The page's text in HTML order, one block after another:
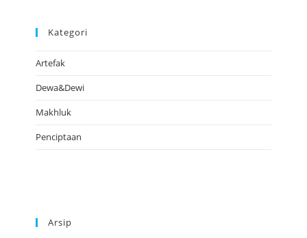
Kategori
Artefak
Dewa&Dewi
Makhluk
Penciptaan
Arsip